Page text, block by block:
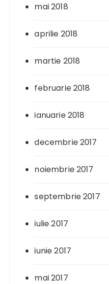
mai 2018
aprilie 2018
martie 2018
februarie 2018
ianuarie 2018
decembrie 2017
noiembrie 2017
septembrie 2017
iulie 2017
iunie 2017
mai 2017